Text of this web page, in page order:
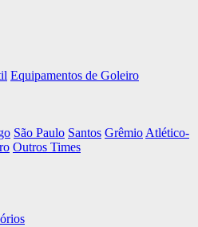
Equipamentos de Goleiro
São Paulo Santos Grêmio Atlético-
Outros Times